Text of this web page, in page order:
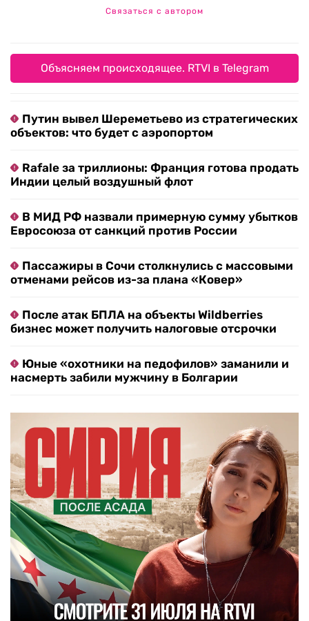
Связаться с автором
Объясняем происходящее. RTVI в Telegram
Путин вывел Шереметьево из стратегических
объектов: что будет с аэропортом
Rafale за триллионы: Франция готова продать
Индии целый воздушный флот
В МИД РФ назвали примерную сумму убытков
Евросоюза от санкций против России
Пассажиры в Сочи столкнулись с массовыми
отменами рейсов из-за плана «Ковер»
После атак БПЛА на объекты Wildberries
бизнес может получить налоговые отсрочки
Юные «охотники на педофилов» заманили и
насмерть забили мужчину в Болгарии